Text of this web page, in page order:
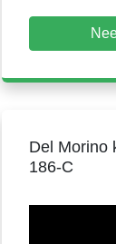
Del Morino
186-C